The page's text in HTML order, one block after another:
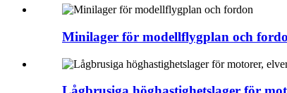
Minilager för modellflygplan och